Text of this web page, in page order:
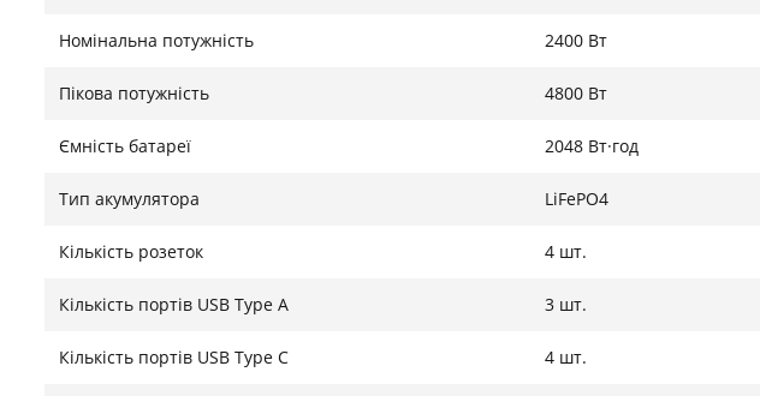
Номінальна потужність 2400 Вт
Пікова потужність 4800 Вт
Ємність батареї 2048 Вт·год
Тип акумулятора LiFePO4
Кількість розеток 4 шт.
Кількість портів USB Type A 3 шт.
Кількість портів USB Type C 4 шт.